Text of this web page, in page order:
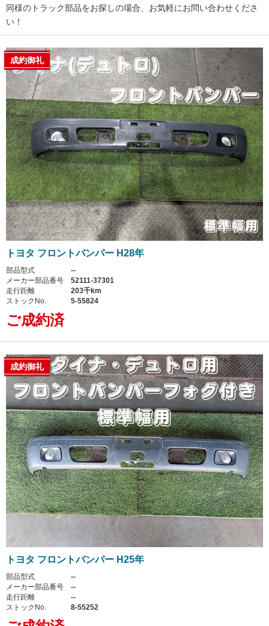
同様のトラック部品をお探しの場合、お気軽にお問い合わせくださ
い！
成約御礼
トヨタ フロントバンパー H28年
部品型式
--
メーカー部品番号
52111-37301
走行距離
203千km
ストックNo.
5-55824
ご成約済
成約御礼
トヨタ フロントバンパー H25年
部品型式
--
メーカー部品番号
--
走行距離
--
ストックNo.
8-55252